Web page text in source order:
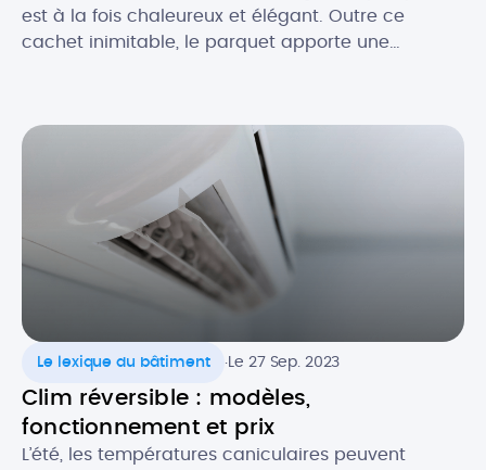
est à la fois chaleureux et élégant. Outre ce
cachet inimitable, le parquet apporte une
s’adapte à tous les goûts et tous les budgets. Quel
est le prix de pose au […]
Le lexique du bâtiment Le 27 Sep. 2023
Clim réversible : modèles,
fonctionnement et prix
L’été, les températures caniculaires peuvent